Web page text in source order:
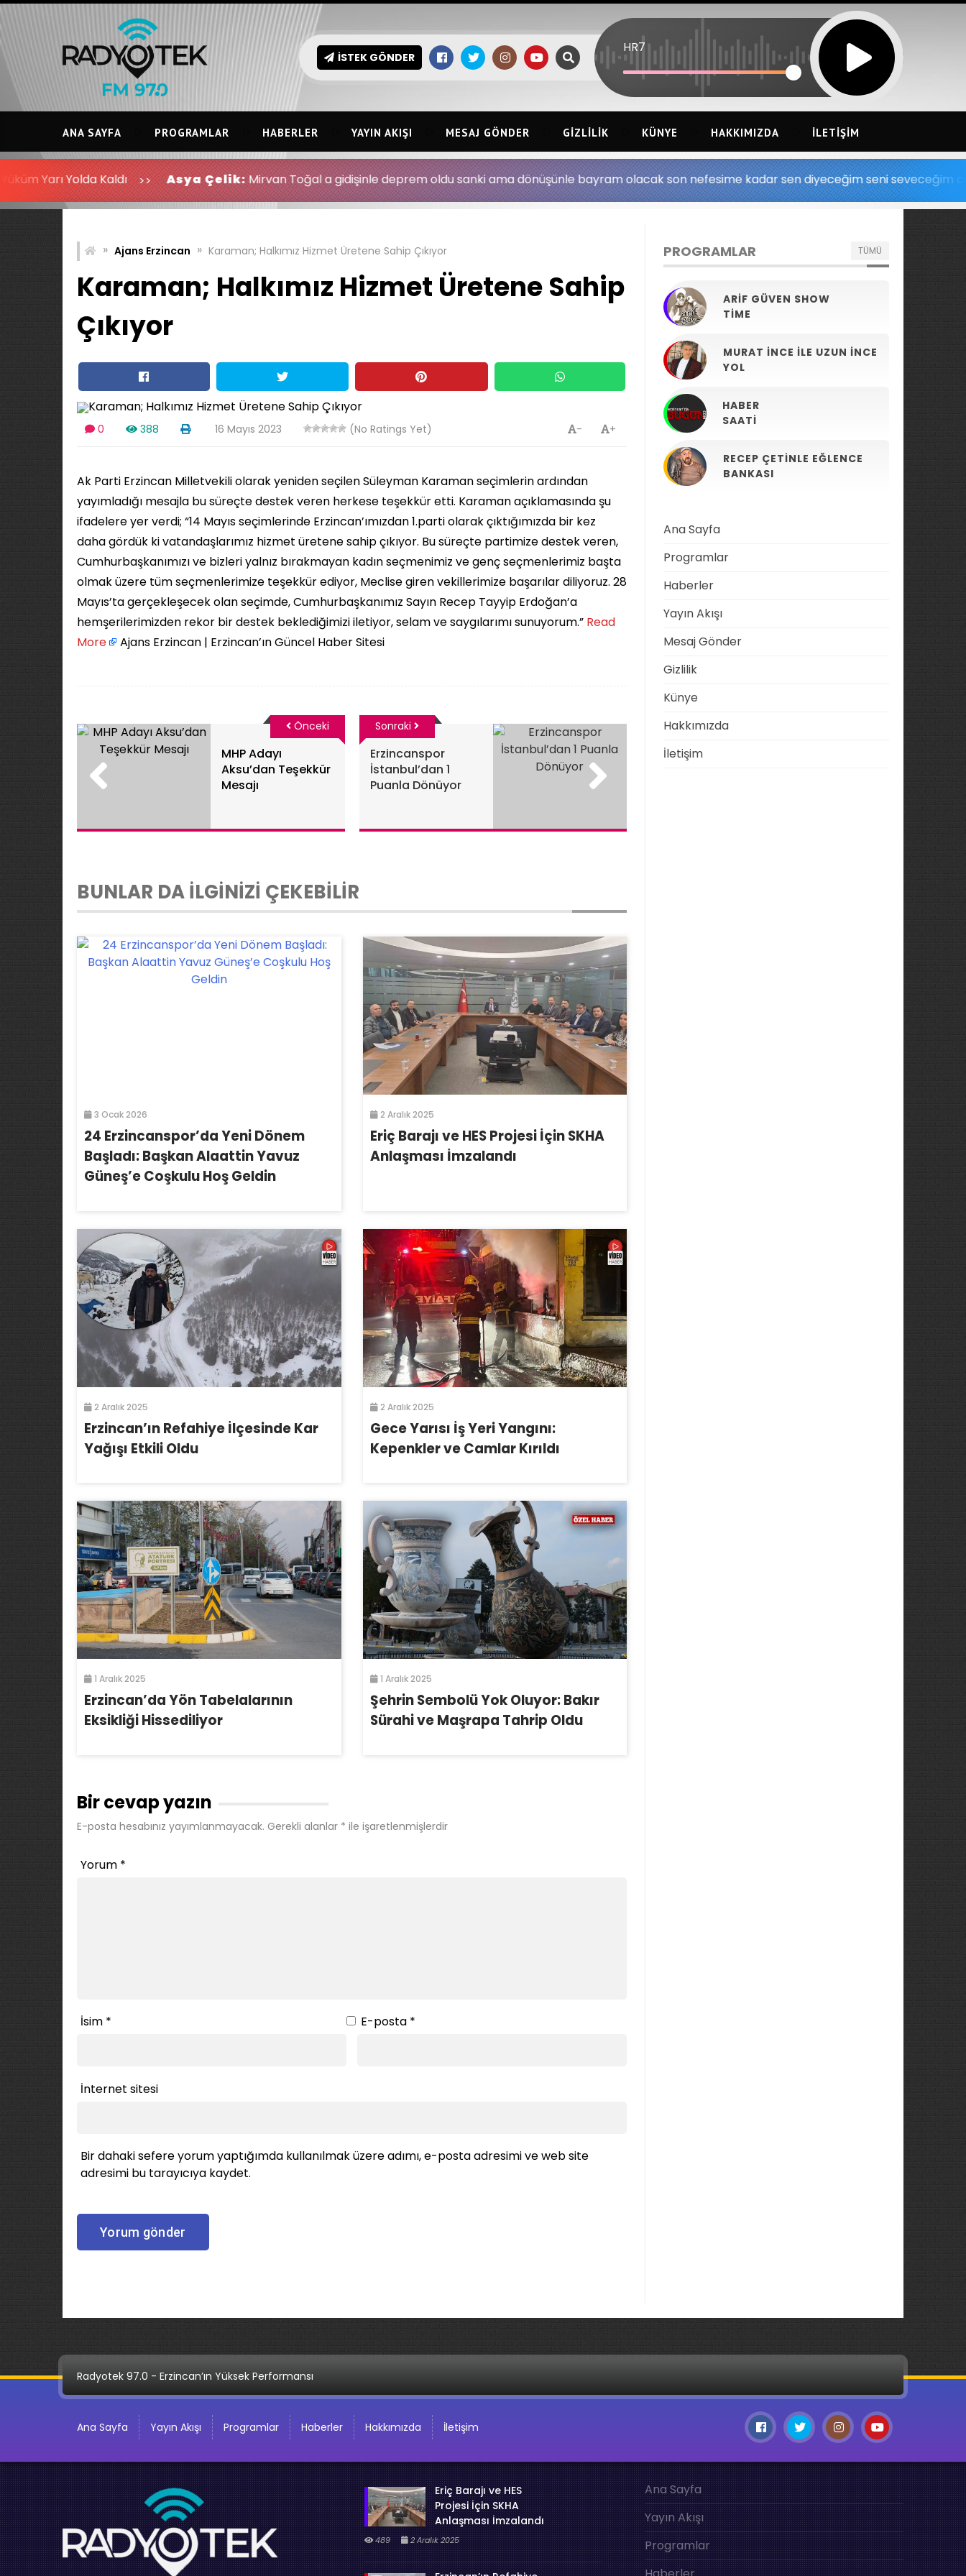
Skip
to
content
İSTEK GÖNDER
HR7
ANA SAYFA PROGRAMLAR HABERLER YAYIN AKIŞI MESAJ GÖNDER GIZLILIK KÜNYE HAKKIMIZDA İLETIŞIM
Kaldı Asya Çelik:Mirvan Toğal a gidişinle deprem oldu sanki ama dönüşünle bayram olacak son nefesime kadar sen diyeceğim seni seveceğim canımın en içi
» Ajans Erzincan » Karaman; Halkımız Hizmet Üretene Sahip Çıkıyor
Karaman; Halkımız Hizmet Üretene Sahip
Çıkıyor
0 388 16 Mayıs 2023 (No Ratings Yet) +
-
Ak Parti Erzincan Milletvekili olarak yeniden seçilen Süleyman Karaman seçimlerin ardından
yayımladığı mesajla bu süreçte destek veren herkese teşekkür etti. Karaman açıklamasında şu
ifadelere yer verdi; “14 Mayıs seçimlerinde Erzincan’ımızdan 1.parti olarak çıktığımızda bir kez
daha gördük ki vatandaşlarımız hizmet üretene sahip çıkıyor. Bu süreçte partimize destek veren,
Cumhurbaşkanımızı ve bizleri yalnız bırakmayan kadın seçmenimiz ve genç seçmenlerimiz başta
olmak üzere tüm seçmenlerimize teşekkür ediyor, Meclise giren vekillerimize başarılar diliyoruz. 28
Mayıs’ta gerçekleşecek olan seçimde, Cumhurbaşkanımız Sayın Recep Tayyip Erdoğan’a
hemşerilerimizden rekor bir destek beklediğimizi iletiyor, selam ve saygılarımı sunuyorum.” ​ Read
More
Ajans Erzincan | Erzincan’ın Güncel Haber Sitesi
MHP Adayı
Aksu’dan Teşekkür
Mesajı
Önceki
Erzincanspor
İstanbul’dan 1
Puanla Dönüyor
Sonraki
BUNLAR DA İLGİNİZİ ÇEKEBİLİR
3 Ocak 2026
24 Erzincanspor’da Yeni Dönem
Başladı: Başkan Alaattin Yavuz
Güneş’e Coşkulu Hoş Geldin
2 Aralık 2025
Eriç Barajı ve HES Projesi İçin SKHA
Anlaşması İmzalandı
2 Aralık 2025
Erzincan’ın Refahiye İlçesinde Kar
Yağışı Etkili Oldu
2 Aralık 2025
Gece Yarısı İş Yeri Yangını:
Kepenkler ve Camlar Kırıldı
1 Aralık 2025
Erzincan’da Yön Tabelalarının
Eksikliği Hissediliyor
1 Aralık 2025
Şehrin Sembolü Yok Oluyor: Bakır
Sürahi ve Maşrapa Tahrip Oldu
Bir cevap yazın
E-posta hesabınız yayımlanmayacak. Gerekli alanlar * ile işaretlenmişlerdir
Yorum *
İsim * E-posta *
İnternet sitesi
Bir dahaki sefere yorum yaptığımda kullanılmak üzere adımı, e-posta adresimi ve web site
adresimi bu tarayıcıya kaydet.
PROGRAMLAR TÜMÜ
ARIF GÜVEN SHOW
TIME
MURAT İNCE ILE UZUN İNCE
YOL
HABER
SAATI
RECEP ÇETINLE EĞLENCE
BANKASI
Ana Sayfa
Programlar
Haberler
Yayın Akışı
Mesaj Gönder
Gizlilik
Künye
Hakkımızda
İletişim
Radyotek 97.0 - Erzincan’ın Yüksek Performansı
Ana Sayfa Yayın Akışı Programlar Haberler Hakkımızda İletişim
Eriç Barajı ve HES
Projesi İçin SKHA
Anlaşması İmzalandı
489 2 Aralık 2025
Ana Sayfa
Yayın Akışı
Programlar